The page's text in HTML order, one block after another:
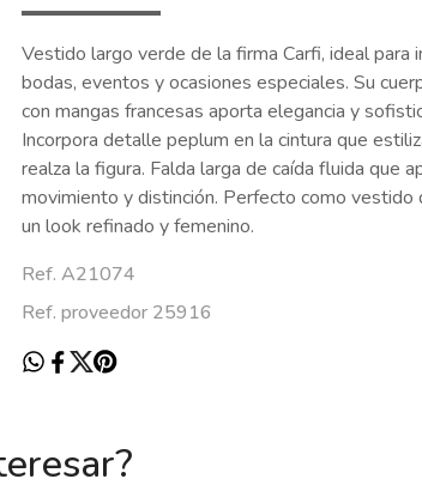
Vestido largo verde de la firma Carfi, ideal para
bodas, eventos y ocasiones especiales. Su
con mangas francesas aporta elegancia y
Incorpora detalle peplum en la cintura que
realza la figura. Falda larga de caída fluida que
movimiento y distinción. Perfecto como vestido
un look refinado y femenino.
Ref. A21074
Ref. proveedor 25916